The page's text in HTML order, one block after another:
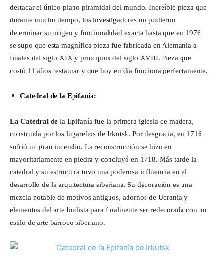
destacar el único piano piramidal del mundo. Increíble pieza que
durante mucho tiempo, los investigadores no pudieron
determinar su origen y funcionalidad exacta hasta que en 1976
se supo que esta magnífica pieza fue fabricada en Alemania a
finales del siglo XIX y principios del siglo XVIII. Pieza que
costó 11 años restaurar y que hoy en día funciona perfectamente.
Catedral de la Epifanía:
La Catedral de la Epifanía fue la primera iglesia de madera,
construida por los lugareños de Irkutsk. Por desgracia, en 1716
sufrió un gran incendio. La reconstrucción se hizo en
mayoritariamente en piedra y concluyó en 1718. Más tarde la
catedral y su estructura tuvo una poderosa influencia en el
desarrollo de la arquitectura siberiana. Su decoración es una
mezcla notable de motivos antiguos, adornos de Ucrania y
elementos del arte budista para finalmente ser redecorada con un
estilo de arte barroco siberiano.